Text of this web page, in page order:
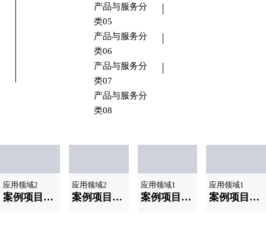
产品与服务分
类05
产品与服务分
类06
产品与服务分
类07
产品与服务分
类08
应用领域2
案例项目名称|标题显示07
应用领域2
案例项目名称|标题显示06
应用领域1
案例项目名称|标题显示03
应用领域1
案例项目名称|标题显示02